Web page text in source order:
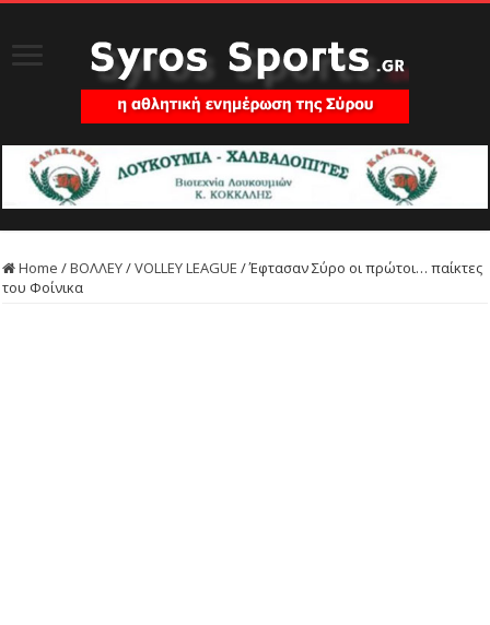
Home /ΒΟΛΛΕΥ/VOLLEY LEAGUE /Έφτασαν Σύρο οι πρώτοι… παίκτες
του Φοίνικα